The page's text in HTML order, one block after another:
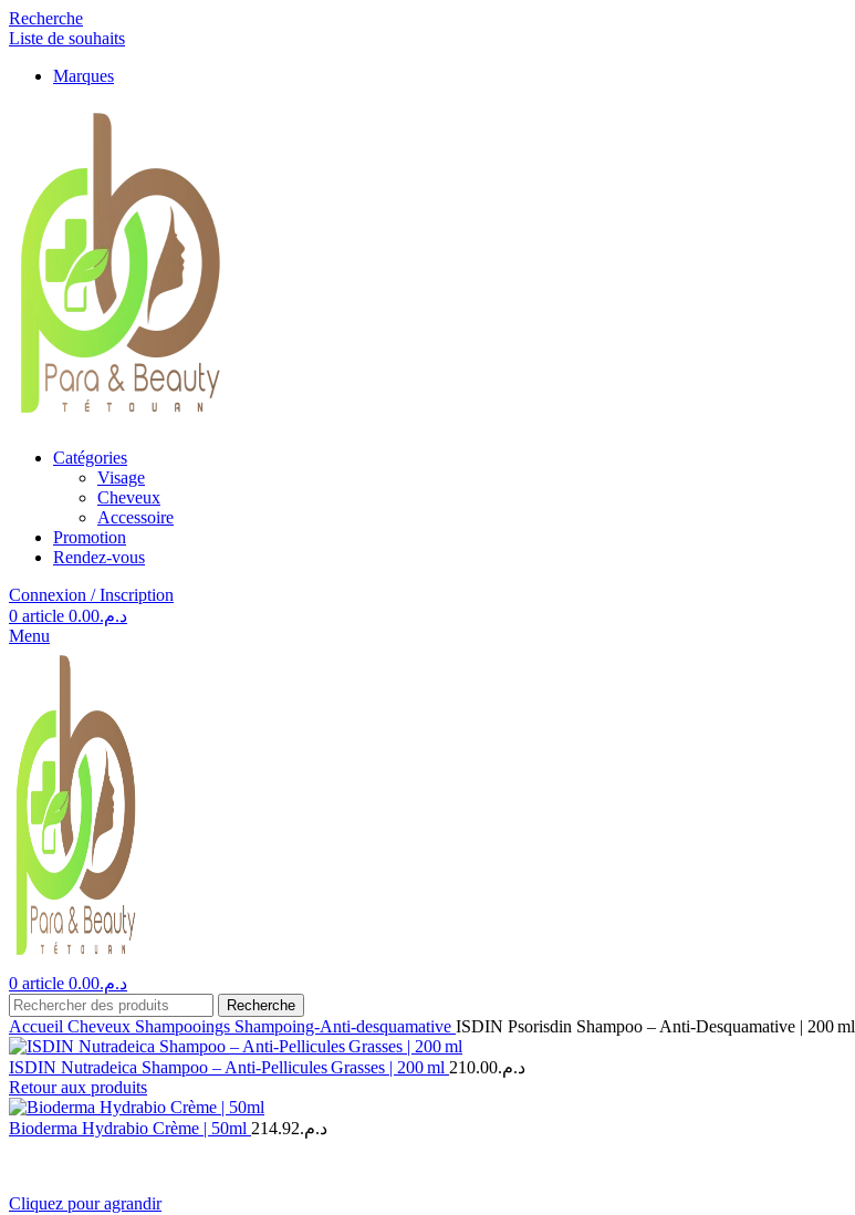
Recherche
Liste de souhaits
Marques
Catégories
Visage
Cheveux
Accessoire
Promotion
Rendez-vous
Connexion / Inscription
0 article د.م.0.00
Menu
0 article د.م.0.00
Recherche
Accueil Cheveux Shampooings Shampoing-Anti-desquamative ISDIN Psorisdin Shampoo – Anti-Desquamative | 200 ml
ISDIN Nutradeica Shampoo – Anti‑Pellicules Grasses | 200 ml د.م.210.00
Retour aux produits
Bioderma Hydrabio Crème | 50ml د.م.214.92
Cliquez pour agrandir